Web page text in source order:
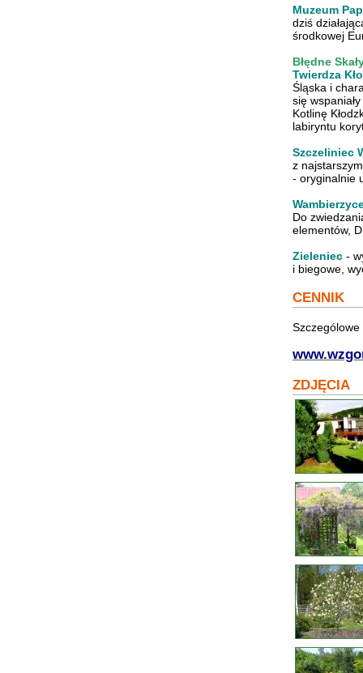
Muzeum
dziś
środkowej
Błędne
Twierdza
Śląska i
się
Kotlinę
labiryntu
Szczeliniec
z
- oryginalnie
Do
elementów,
Zieleniec -
i biegowe,
CENNIK
ZDJĘCIA